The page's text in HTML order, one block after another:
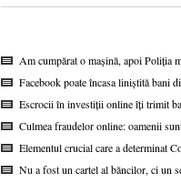
Am cumpărat o mașină, apoi Poliția
Facebook poate încasa liniștită bani
Escrocii în investiții online îți trimit
Culmea fraudelor online: oamenii
Elementul crucial care a determinat
Nu a fost un cartel al băncilor, ci un